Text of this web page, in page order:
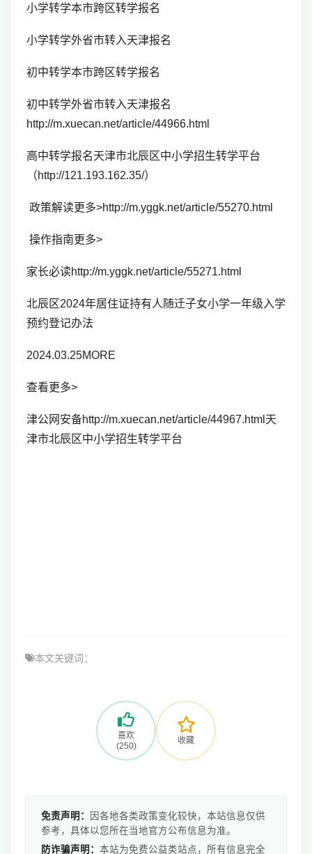
小学转学本市跨区转学报名
小学转学外省市转入天津报名
初中转学本市跨区转学报名
初中转学外省市转入天津报名
http://m.xuecan.net/article/44966.html
高中转学报名天津市北辰区中小学招生转学平台
（http://121.193.162.35/）
政策解读更多>http://m.yggk.net/article/55270.html
操作指南更多>
家长必读http://m.yggk.net/article/55271.html
北辰区2024年居住证持有人随迁子女小学一年级入学
预约登记办法
2024.03.25MORE
查看更多>
津公网安备http://m.xuecan.net/article/44967.html 天
津市北辰区中小学招生转学平台
本文关键词：
喜欢
(250)
收藏
免责声明：
因各地各类政策变化较快，本站信息仅供
参考，具体以您所在当地官方公布信息为准。
防诈骗声明： 本站为免费公益类站点，所有信息完全